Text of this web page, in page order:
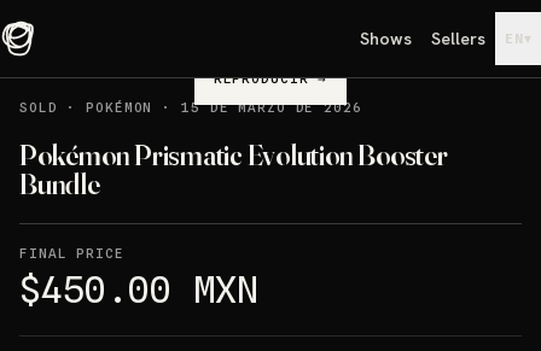
Shows Sellers EN ▾
REPRODUCIR→
SOLD
·POKÉMON · 15 DE MARZO DE 2026
Pokémon Prismatic Evolution Booster
Bundle
FINAL PRICE
$450.00 MXN